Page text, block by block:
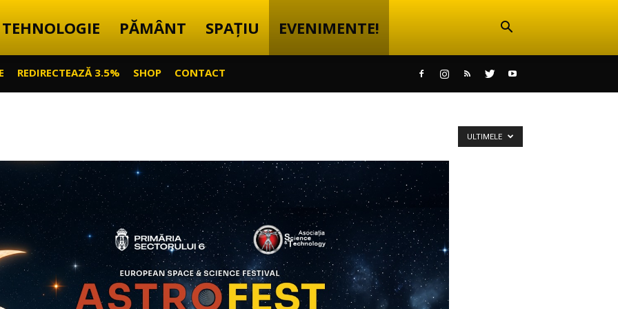
TEHNOLOGIE PĂMÂNT SPAȚIU EVENIMENTE!
REDIRECTEAZĂ 3.5% SHOP CONTACT
ULTIMELE